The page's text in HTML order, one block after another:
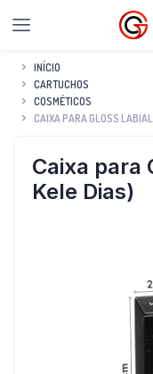
INÍCIO
CARTUCHOS
COSMÉTICOS
CAIXA PARA GLOSS
Caixa para
Kele Dias)